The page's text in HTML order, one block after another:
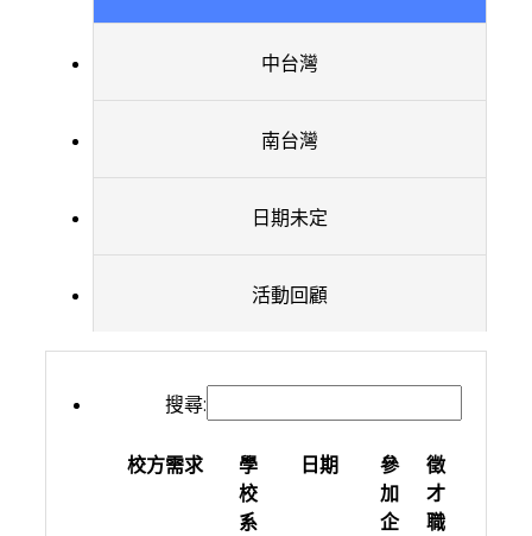
中台灣
南台灣
日期未定
活動回顧
搜尋:
校方需求
學
校
系
日期
參
加
企
徵
才
職